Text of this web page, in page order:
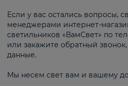
Если у вас остались вопросы,
менеджерами интернет-
светильников «ВамСвет» по
или закажите обратный
данные.
Мы несем свет вам и вашему